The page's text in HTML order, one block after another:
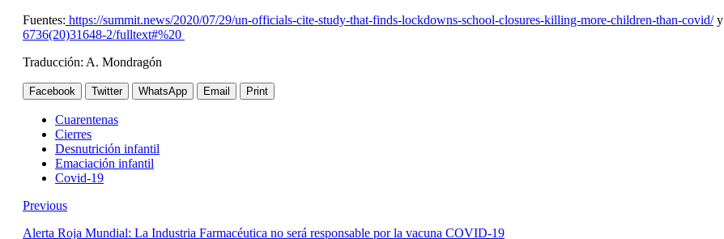
Fuentes: https://summit.news/2020/07/29/un-officials-cite-study-that-finds-lockdowns-school-closures-killing-more-children-than-covid/y
6736(20)31648-2/fulltext#%20
Traducción: A. Mondragón
Facebook Twitter WhatsApp Email Print
Cuarentenas
Cierres
Desnutrición infantil
Emaciación infantil
Covid-19
Previous
Alerta Roja Mundial: La Industria Farmacéutica no será responsable por la vacuna COVID-19